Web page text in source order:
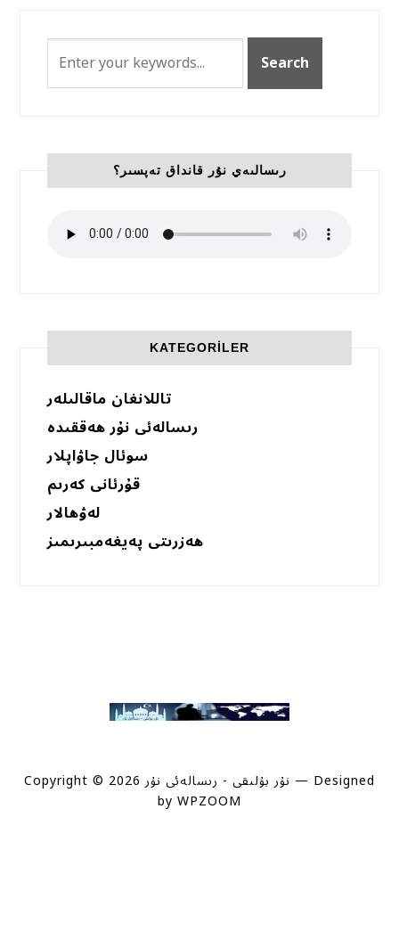
رىسالىەي نۇر قانداق تەپسىر؟
KATEGORILER
تاللانغان ماقالىلەر
رىسالەئى نۇر ھەققىدە
سوئال جاۋاپلار
قۇرئانى كەرىم
لەۋھالار
ھەزرىتى پەيغەمبىرىمىز
Copyright © 2026 نۇر بۇلىقى - رىسالەئى نۇر — Designed
by WPZOOM